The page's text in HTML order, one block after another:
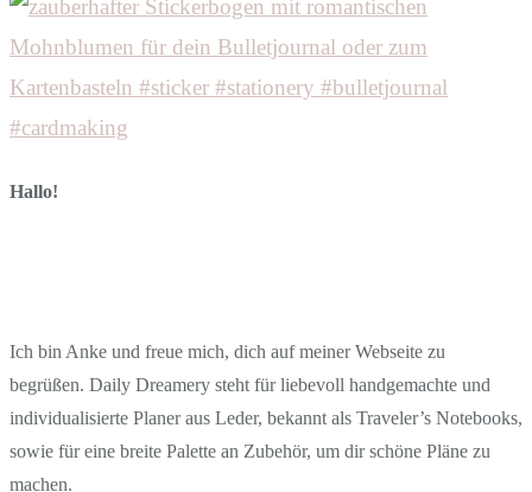
Hallo!
Ich bin Anke und freue mich, dich auf meiner Webseite zu
begrüßen. Daily Dreamery steht für liebevoll handgemachte und
individualisierte Planer aus Leder, bekannt als Traveler’s Notebooks,
sowie für eine breite Palette an Zubehör, um dir schöne Pläne zu
machen.